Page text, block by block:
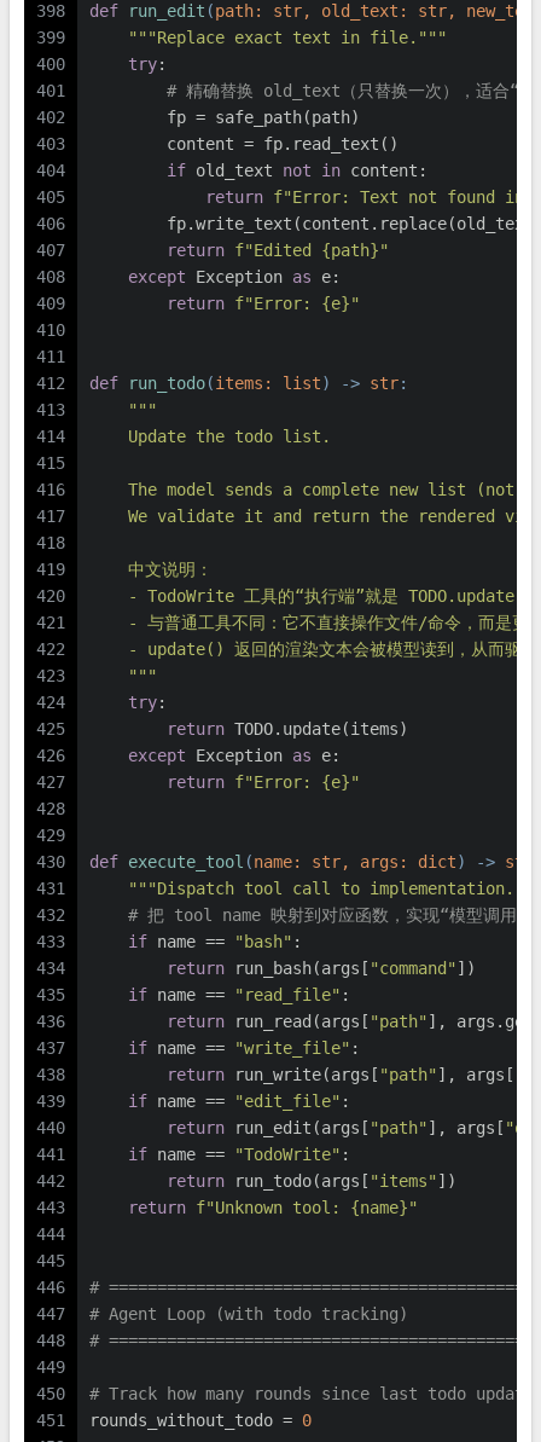
398
399
400
401
402
403
404
405
406
407
408
409
410
411
412
413
414
415
416
417
418
419
420
421
422
423
424
425
426
427
428
429
430
431
432
433
434
435
436
437
438
439
440
441
442
443
444
445
446
447
448
449
450
451
def run_edit (path: str, old_text: str,
"""Replace exact text in file."""
try:
# 精确替换 old_text（只替换一次），适合“手
        fp = safe_path(path)
        content = fp.read_text()
if old_text not in content:
return f"Error: Text not found in
return f"Edited {path}"
except Exception as e:
return f"Error: {e}"
def run_todo(items: list) -> str:
"""
    Update the todo list.
The model sends a complete new list (not a
We validate it and return the rendered
    中文说明：
- TodoWrite 工具的“执行端”就是
- 与普通工具不同：它不直接操作文件/命令，而是
- update() 返回的渲染文本会被模型读到，从而驱动
    """
try:
return TODO.update(items)
except Exception as e:
return f"Error: {e}"
def execute_tool (name: str, args: dict) -> str
"""Dispatch tool call to
# 把 tool name 映射到对应函数，实现“模型调用工
if name == "bash" :
return run_bash(args[ "command" ])
if name == "read_file" :
return run_read(args[ "path" ],
if name == "write_file" :
return run_write(args[ "path" ], args[
if name == "edit_file" :
return run_edit(args[ "path" ], args[
if name == "TodoWrite" :
return run_todo(args[ "items" ])
return f"Unknown tool: {name}"
#
# Agent Loop (with todo tracking)
#
# Track how many rounds since last todo update
rounds_without_todo = 0